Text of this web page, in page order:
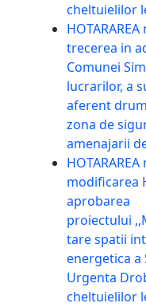
cheltuielilor
trecerea in
Comunei
lucrarilor, a
aferent
zona de
amenajarii
modificarea
aprobarea
proiectului
tare spatii
energetica a
Urgenta
cheltuielilor